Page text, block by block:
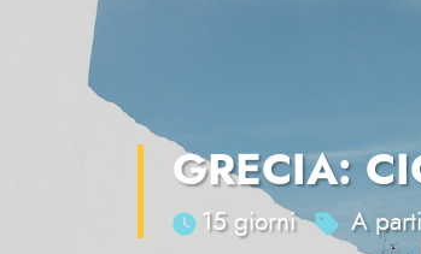
GRECIA:
15 giorni A